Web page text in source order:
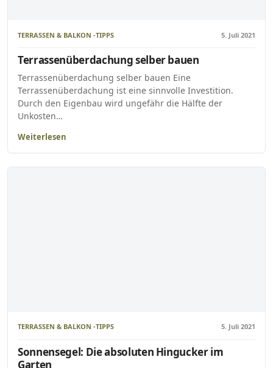
TERRASSEN & BALKON -TIPPS 5. Juli 2021
Terrassenüberdachung selber bauen
Terrassenüberdachung selber bauen Eine
Terrassenüberdachung ist eine sinnvolle Investition.
Durch den Eigenbau wird ungefähr die Hälfte der
Unkosten…
Weiterlesen
TERRASSEN & BALKON -TIPPS 5. Juli 2021
Sonnensegel: Die absoluten Hingucker im
Garten